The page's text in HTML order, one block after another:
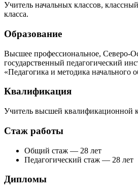
Учитель начальных классов,
класса.
Образование
Высшее профессиональное, Северо-
государственный педагогический
«Педагогика и методика начального
Квалификация
Учитель высшей квалификационной
Стаж работы
Общий стаж — 28 лет
Педагогический стаж — 28 лет
Дипломы